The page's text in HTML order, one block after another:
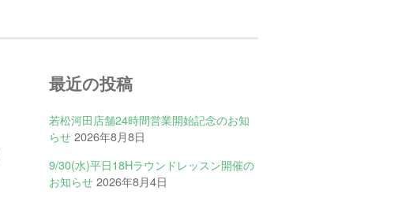
最近の投稿
若松河田店舗24時間営業開始記念のお知
らせ2026年8月8日
9/30(水)平日18Hラウンドレッスン開催の
お知らせ2026年8月4日